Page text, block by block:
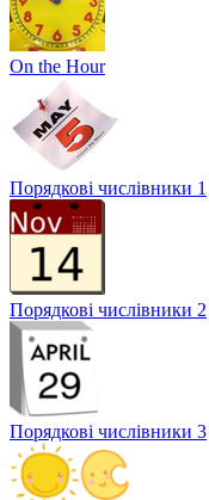
On the Hour
Порядкові числівники 1
Порядкові числівники 2
Порядкові числівники 3